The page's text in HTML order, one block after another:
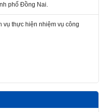
thực hiện nhiệm vụ công
Vương, Ngày Chiến